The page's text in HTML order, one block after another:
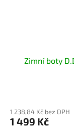
Zimní boty
1 238,84 Kč bez DPH
1 499 Kč